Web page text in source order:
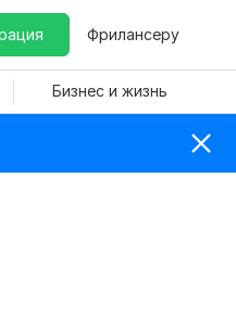
Фрилансеру
Бизнес и жизнь